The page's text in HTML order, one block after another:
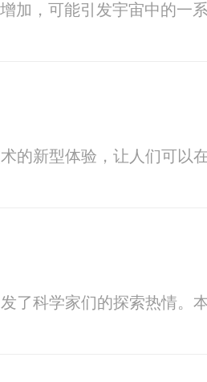
加，可能引发宇宙中的一系
的新型体验，让人们可以
了科学家们的探索热情。